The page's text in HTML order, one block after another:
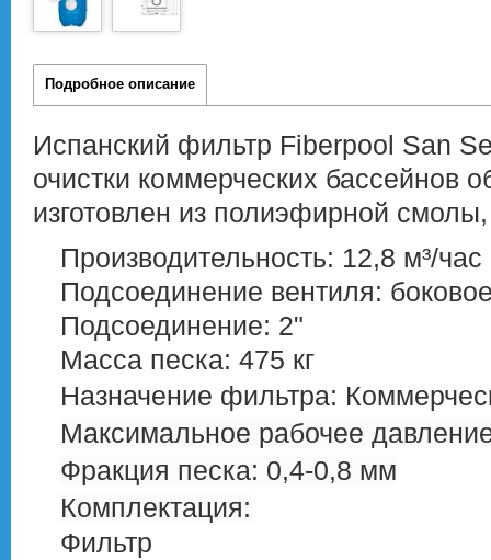
Подробное описание
Испанский фильтр Fiberpool San
очистки коммерческих бассейнов
изготовлен из полиэфирной
Производительность: 12,8 м³/час
Подсоединение вентиля:
Подсоединение: 2"
Масса песка: 475 кг
Назначение фильтра:
Максимальное рабочее
Фракция песка: 0,4-0,8 мм
Комплектация:
Фильтр